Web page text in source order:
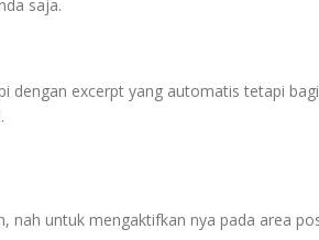
saja.
dengan excerpt yang automatis tetapi
nah untuk mengaktifkan nya pada area